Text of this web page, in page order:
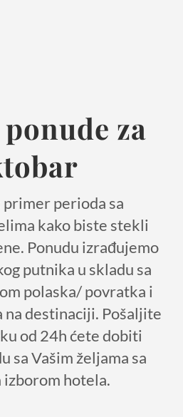
za
perioda sa
kako biste stekli
Ponudu izrađujemo
putnika u skladu sa
polaska/ povratka i
na destinaciji. Pošaljite
od 24h ćete dobiti
sa Vašim željama sa
hotela.